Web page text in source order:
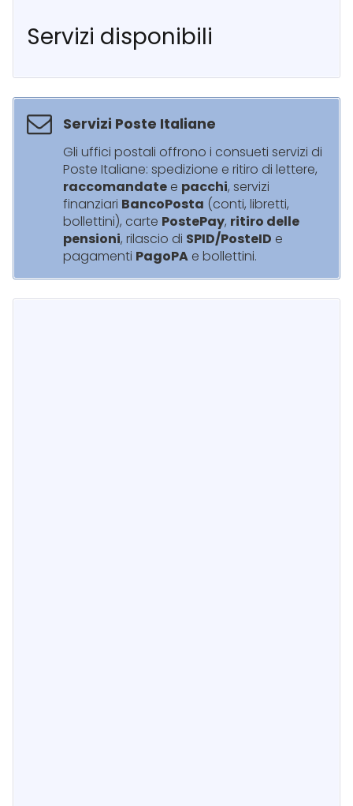
Servizi disponibili
Servizi Poste Italiane
Gli uffici postali offrono i consueti servizi di
Poste Italiane: spedizione e ritiro di lettere,
raccomandate e pacchi, servizi
finanziari BancoPosta (conti, libretti,
bollettini), carte PostePay, ritiro delle
pensioni, rilascio di SPID/PosteID e
pagamenti PagoPA e bollettini.